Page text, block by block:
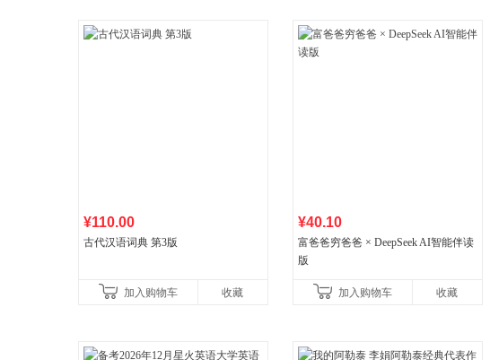
¥110.00
古代汉语词典 第3版
加入购物车 收藏
¥40.10
富爸爸穷爸爸 × DeepSeek AI智能伴读
版
加入购物车 收藏